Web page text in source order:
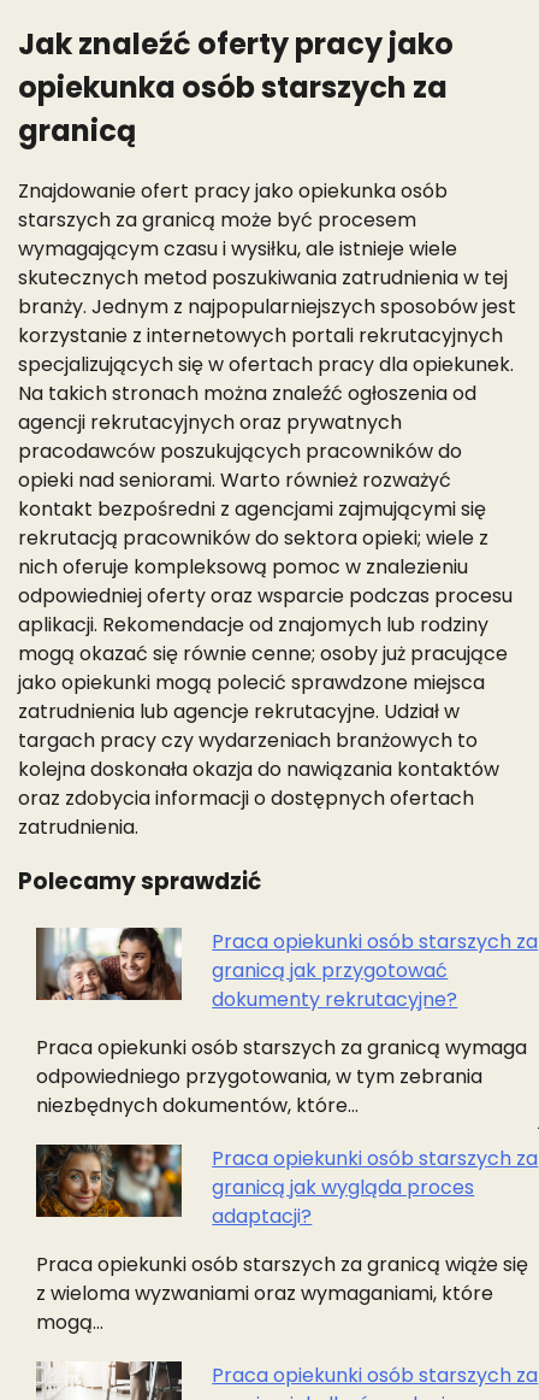
Jak znaleźć oferty pracy jako
opiekunka osób starszych za
granicą
Znajdowanie ofert pracy jako opiekunka osób
starszych za granicą może być procesem
wymagającym czasu i wysiłku, ale istnieje wiele
skutecznych metod poszukiwania zatrudnienia w tej
branży. Jednym z najpopularniejszych sposobów jest
korzystanie z internetowych portali rekrutacyjnych
specjalizujących się w ofertach pracy dla opiekunek.
Na takich stronach można znaleźć ogłoszenia od
agencji rekrutacyjnych oraz prywatnych
pracodawców poszukujących pracowników do
opieki nad seniorami. Warto również rozważyć
kontakt bezpośredni z agencjami zajmującymi się
rekrutacją pracowników do sektora opieki; wiele z
nich oferuje kompleksową pomoc w znalezieniu
odpowiedniej oferty oraz wsparcie podczas procesu
aplikacji. Rekomendacje od znajomych lub rodziny
mogą okazać się równie cenne; osoby już pracujące
jako opiekunki mogą polecić sprawdzone miejsca
zatrudnienia lub agencje rekrutacyjne. Udział w
targach pracy czy wydarzeniach branżowych to
kolejna doskonała okazja do nawiązania kontaktów
oraz zdobycia informacji o dostępnych ofertach
zatrudnienia.
Polecamy sprawdzić
Praca opiekunki osób starszych za
granicą jak przygotować
dokumenty rekrutacyjne?
Praca opiekunki osób starszych za granicą wymaga
odpowiedniego przygotowania, w tym zebrania
niezbędnych dokumentów, które…
Praca opiekunki osób starszych za
granicą jak wygląda proces
adaptacji?
Praca opiekunki osób starszych za granicą wiąże się
z wieloma wyzwaniami oraz wymaganiami, które
mogą…
Praca opiekunki osób starszych za
Nawigacja